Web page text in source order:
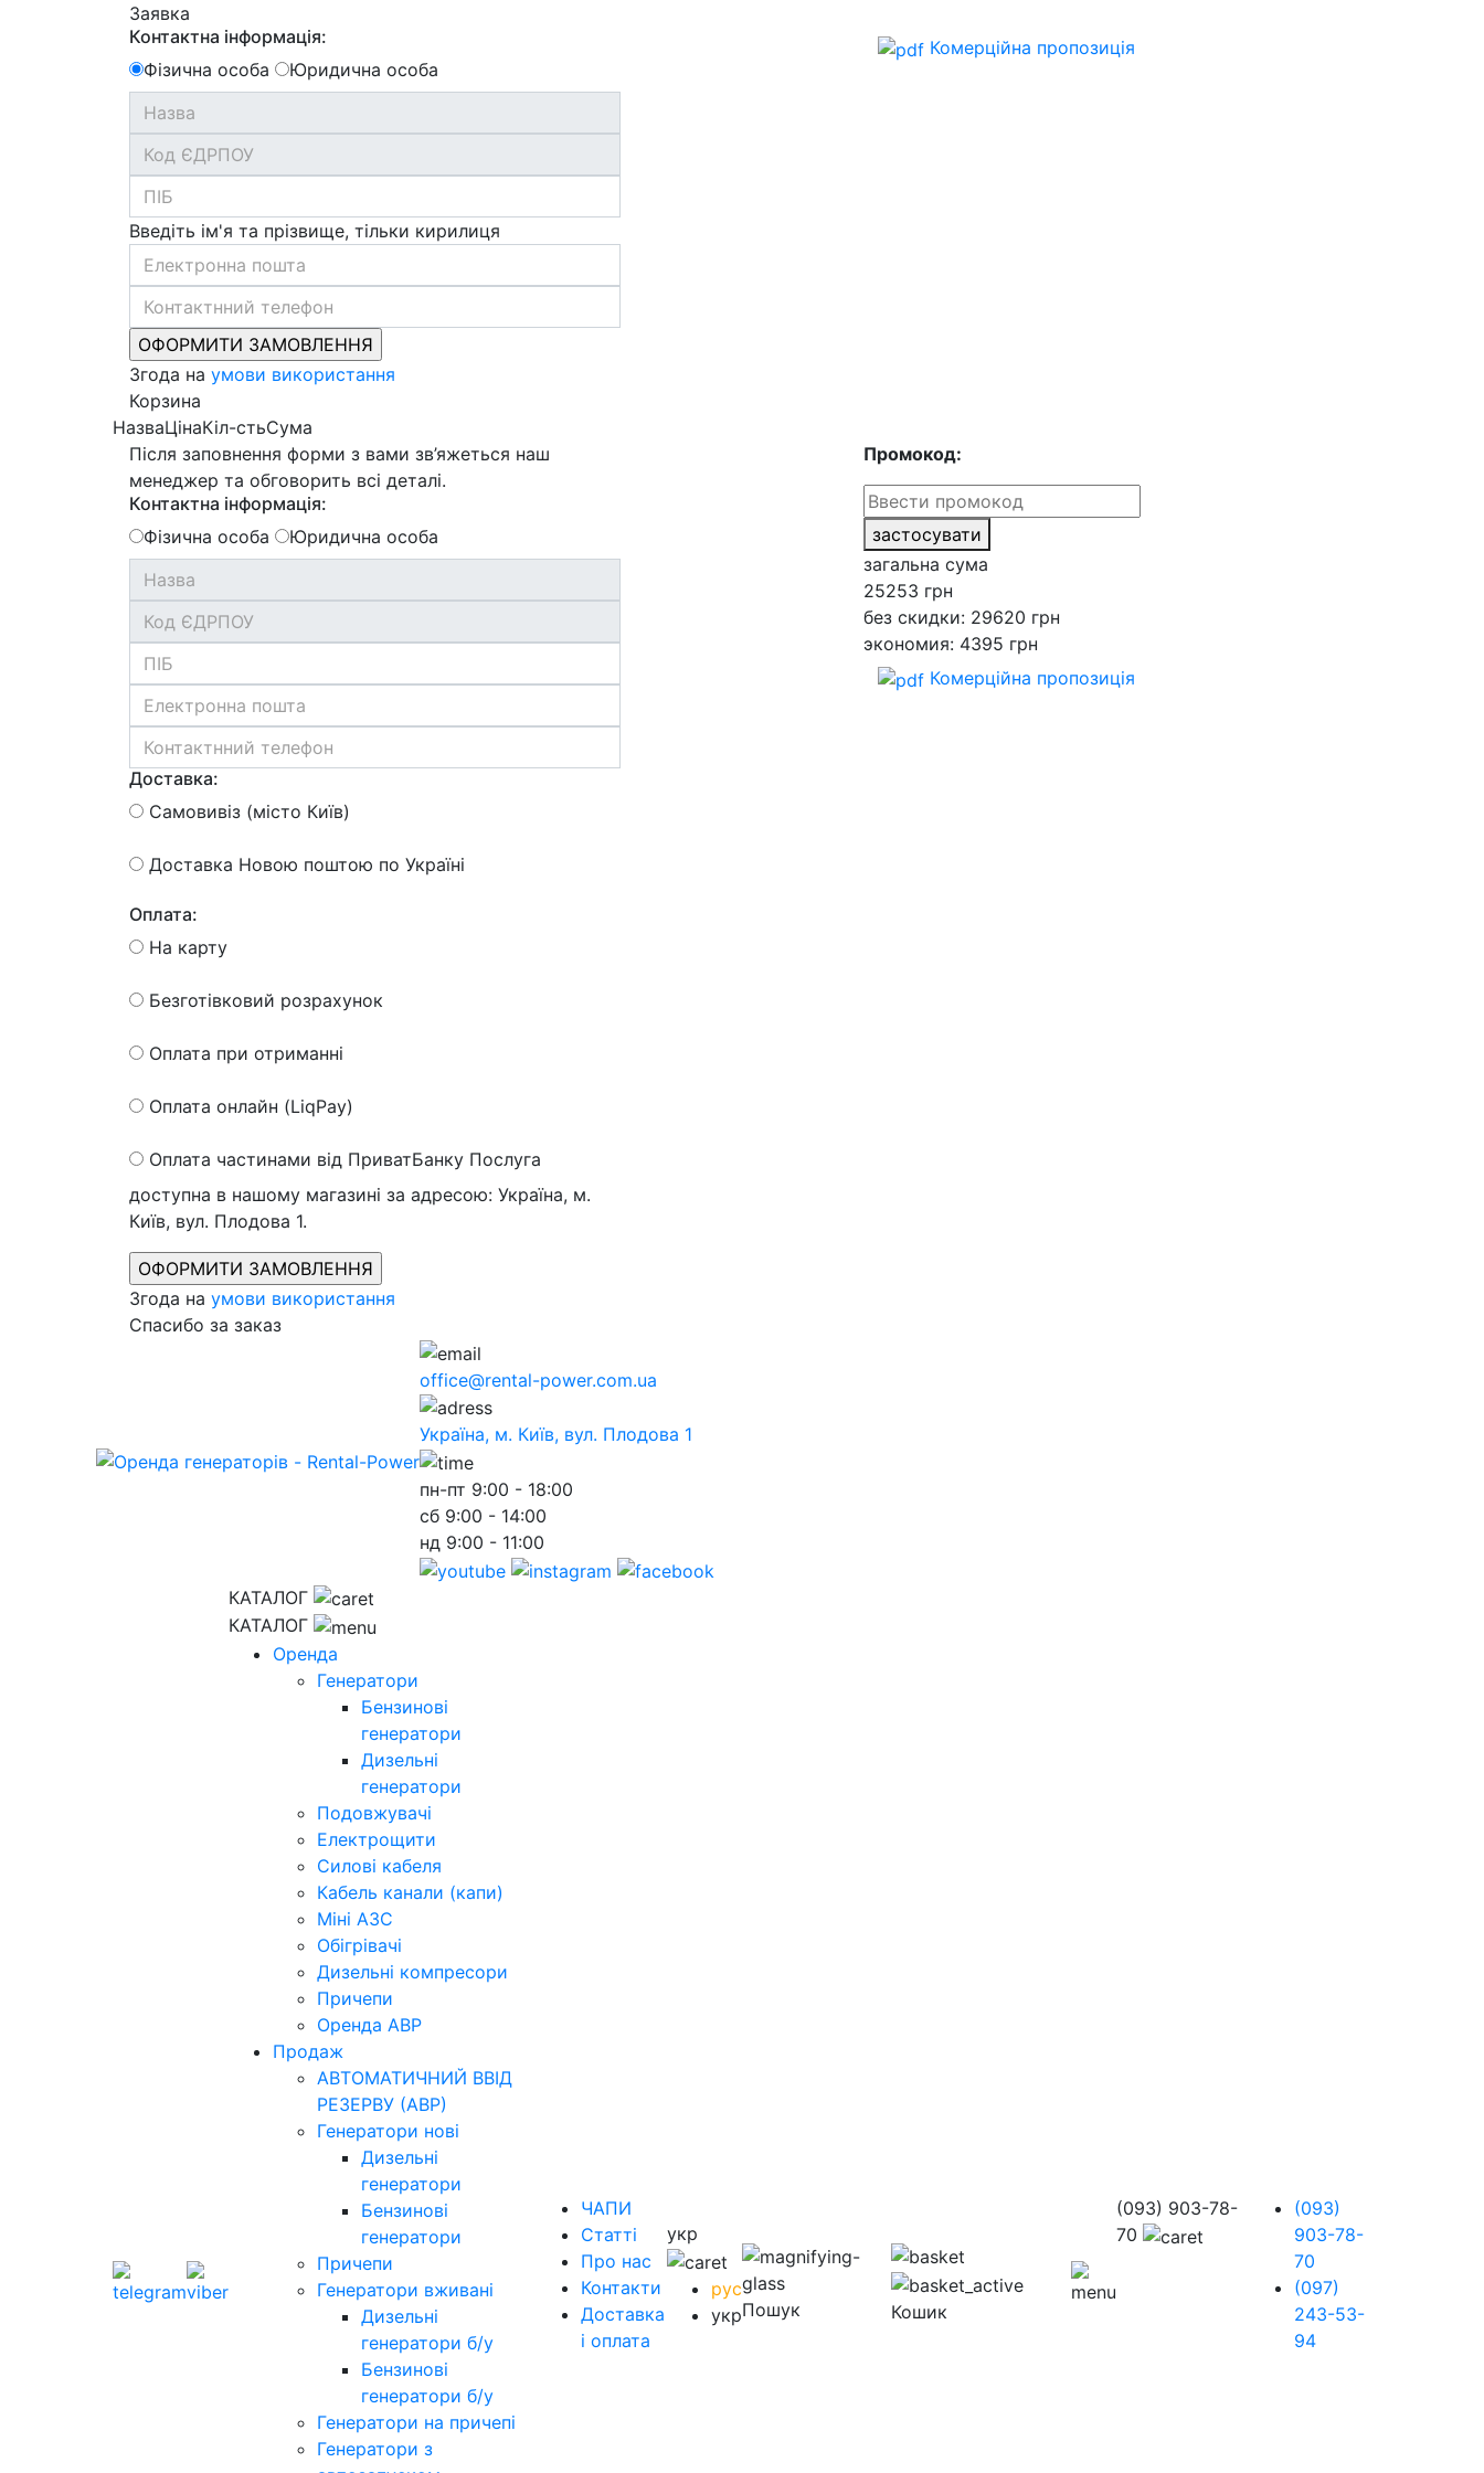
Заявка
Контактна інформація:
Фізична особа
Юридична особа
Введіть ім'я та прізвище, тільки кирилиця
Згода на умови використання
Комерційна пропозиція
Корзина
НазваЦінаКіл-стьСума
Після заповнення форми з вами зв’яжеться наш
менеджер та обговорить всі деталі.
Контактна інформація:
Фізична особа
Юридична особа
Доставка:
Самовивіз (місто Київ)
Доставка Новою поштою по Україні
Оплата:
На карту
Безготівковий розрахунок
Оплата при отриманні
Оплата онлайн (LiqPay)
Оплата частинами від ПриватБанку Послуга
доступна в нашому магазині за адресою: Україна, м.
Київ, вул. Плодова 1.
Згода на умови використання
Промокод:
застосувати
загальна сума
25253 грн
без скидки: 29620 грн
экономия: 4395 грн
Комерційна пропозиція
Спасибо за заказ
office@rental-power.com.ua
Україна, м. Київ, вул. Плодова 1
пн-пт 9:00 - 18:00
сб 9:00 - 14:00
нд 9:00 - 11:00
КАТАЛОГ
КАТАЛОГ
Оренда
Генератори
Бензинові
генератори
Дизельні
генератори
Подовжувачі
Електрощити
Силові кабеля
Кабель канали (капи)
Міні АЗС
Обігрівачі
Дизельні компресори
Причепи
Оренда АВР
Продаж
АВТОМАТИЧНИЙ ВВІД
РЕЗЕРВУ (АВР)
Генератори нові
Дизельні
генератори
Бензинові
генератори
Причепи
Генератори вживані
Дизельні
генератори б/у
Бензинові
генератори б/у
Генератори на причепі
Генератори з
ЧАПИ
Статті
Про нас
Контакти
Доставка
і оплата
укр
рус
укрПошук Кошик
(093) 903-78-
70
(093)
903-78-
70
(097)
243-53-
94